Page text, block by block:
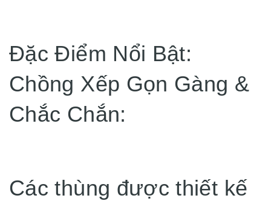
Đặc Điểm Nổi Bật:
Chồng Xếp Gọn Gàng &
Chắc Chắn:
Các thùng được thiết kế